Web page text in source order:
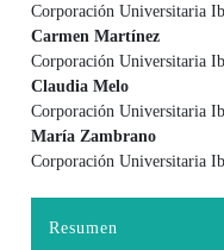
Contenido
Corporación Universitaria
Carmen Martínez
Corporación Universitaria
Claudia Melo
Corporación Universitaria
María Zambrano
Corporación Universitaria
Resumen